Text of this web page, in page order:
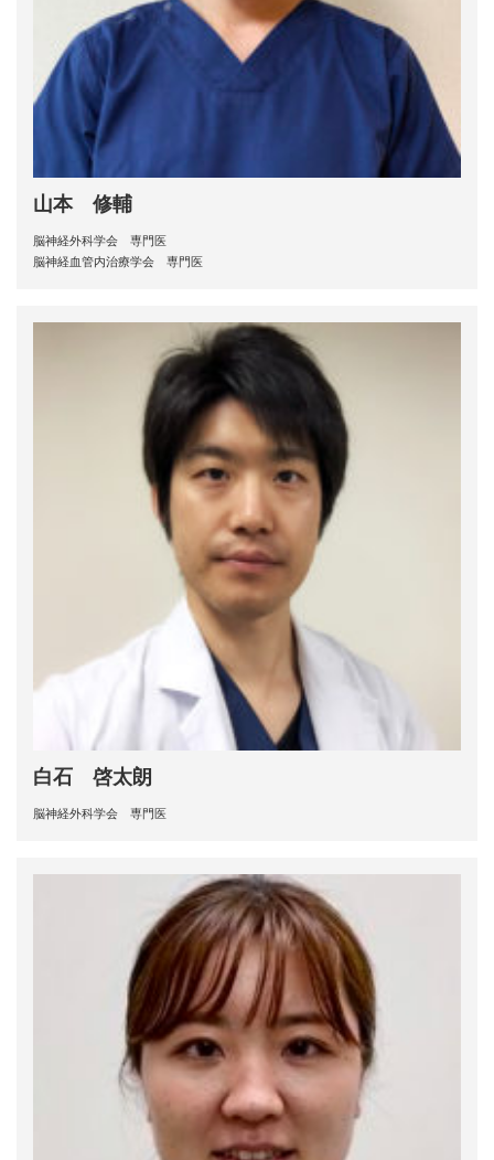
山本 修輔
脳神経外科学会 専門医
脳神経血管内治療学会 専門医
白石 啓太朗
脳神経外科学会 専門医